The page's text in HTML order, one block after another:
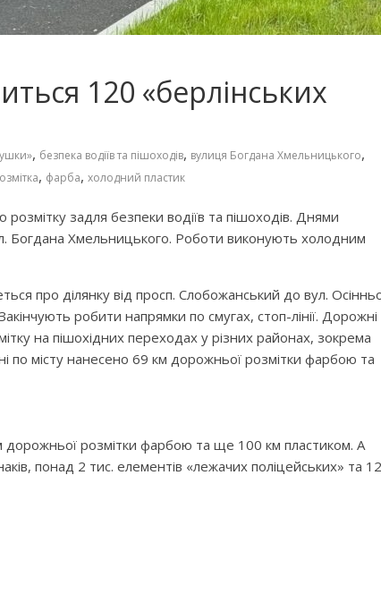
120 «берлінських
, безпека водіїв та пішоходів, вулиця Богдана Хмельницького,
, фарба, холодний пластик
задля безпеки водіїв та пішоходів. Днями
Богдана Хмельницького. Роботи виконують холодним
про ділянку від просп. Слобожанський до вул.
робити напрямки по смугах, стоп-лінії. Дорожні
на пішохідних переходах у різних районах, зокрема
по місту нанесено 69 км дорожньої розмітки фарбою та
розмітки фарбою та ще 100 км пластиком. А
понад 2 тис. елементів «лежачих поліцейських» та